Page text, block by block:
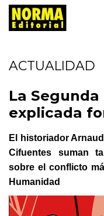
ACTUALIDAD
La
explicada
El historiador
Cifuentes suman
sobre el conflicto
Humanidad